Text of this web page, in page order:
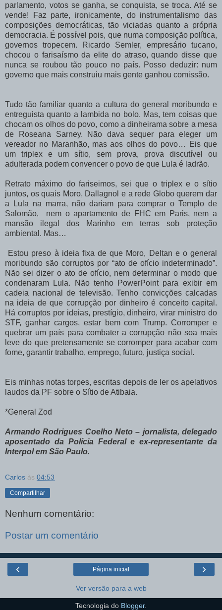
parlamento, votos se ganha, se conquista, se troca. Até se
vende! Faz parte, ironicamente, do instrumentalismo das
composições democráticas, tão viciadas quanto a própria
democracia. É possível pois, que numa composição política,
governos tropecem. Ricardo Semler, empresário tucano,
chocou o farisaísmo da elite do atraso, quando disse que
nunca se roubou tão pouco no país. Posso deduzir: num
governo que mais construiu mais gente ganhou comissão.
Tudo tão familiar quanto a cultura do general moribundo e
entreguista quanto a lambida no bolo. Mas, tem coisas que
chocam os olhos do povo, como a dinheirama sobre a mesa
de Roseana Sarney. Não dava sequer para eleger um
vereador no Maranhão, mas aos olhos do povo… Eis que
um triplex e um sítio, sem prova, prova discutível ou
adulterada podem convencer o povo de que Lula é ladrão.
Retrato máximo do fariseimos, sei que o triplex e o sítio
juntos, os quais Moro, Dallagnol e a rede Globo querem dar
a Lula na marra, não dariam para comprar o Templo de
Salomão, nem o apartamento de FHC em Paris, nem a
mansão ilegal dos Marinho em terras sob proteção
ambiental. Mas…
Estou preso à ideia fixa de que Moro, Deltan e o general
moribundo são corruptos por “ato de ofício indeterminado”.
Não sei dizer o ato de ofício, nem determinar o modo que
condenaram Lula. Não tenho PowerPoint para exibir em
cadeia nacional de televisão. Tenho convicções calcadas
na ideia de que corrupção por dinheiro é conceito capital.
Há corruptos por ideias, prestígio, dinheiro, virar ministro do
STF, ganhar cargos, estar bem com Trump. Corromper e
quebrar um país para combater a corrupção não soa mais
leve do que pretensamente se corromper para acabar com
fome, garantir trabalho, emprego, futuro, justiça social.
Eis minhas notas torpes, escritas depois de ler os apelativos
laudos da PF sobre o Sítio de Atibaia.
*General Zod
Armando Rodrigues Coelho Neto – jornalista, delegado
aposentado da Polícia Federal e ex-representante da
Interpol em São Paulo.
Carlos às 04:53
Compartilhar
Nenhum comentário:
Postar um comentário
‹ ›
Página inicial
Ver versão para a web
Tecnologia do Blogger.